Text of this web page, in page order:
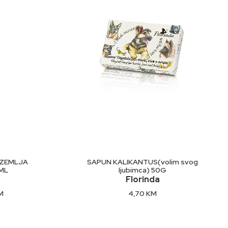
Price
DODAJ U KORPU
SAPUN KALIKANTUS(volim svog
ljubimca) 50G
Florinda
4,70 KM